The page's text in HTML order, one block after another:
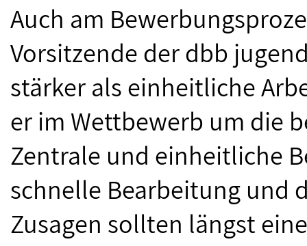
Auch am
Vorsitzende der dbb
stärker als einheitliche
er im Wettbewerb um die
Zentrale und einheitliche
schnelle Bearbeitung und
Zusagen sollten längst